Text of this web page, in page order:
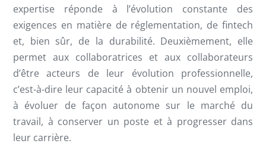
expertise réponde à l’évolution constante des
exigences en matière de réglementation, de fintech
et, bien sûr, de la durabilité. Deuxièmement, elle
permet aux collaboratrices et aux collaborateurs
d’être acteurs de leur évolution professionnelle,
c’est-à-dire leur capacité à obtenir un nouvel emploi,
à évoluer de façon autonome sur le marché du
travail, à conserver un poste et à progresser dans
leur carrière.